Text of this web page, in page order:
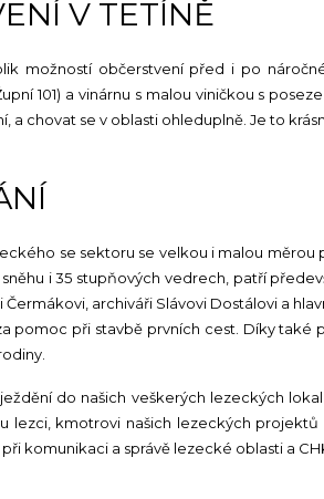
V TETÍNĚ
možností občerstvení před i po
101) a vinárnu s malou viničkou s
a chovat se v oblasti ohleduplně. Je to
se sektoru se velkou i malou
i 35 stupňových vedrech, patří
Čermákovi, archiváři Slávovi Dostálovi a
pomoc při stavbě prvních cest. Díky také
do našich veškerých lezeckých
lezci, kmotrovi našich lezeckých
při komunikaci a správě lezecké oblasti a